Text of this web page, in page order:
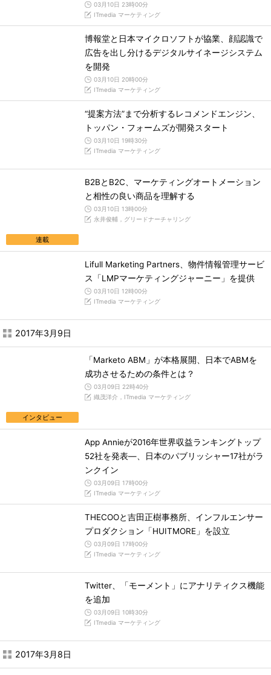
03月10日 23時00分
ITmedia マーケティング
博報堂と日本マイクロソフトが協業、顔認識で
広告を出し分けるデジタルサイネージシステム
を開発
03月10日 20時00分
ITmedia マーケティング
“提案方法”まで分析するレコメンドエンジン、
トッパン・フォームズが開発スタート
03月10日 19時30分
ITmedia マーケティング
連載
B2BとB2C、マーケティングオートメーション
と相性の良い商品を理解する
03月10日 13時00分
永井俊輔，グリードナーチャリング
Lifull Marketing Partners、物件情報管理サービ
ス「LMPマーケティングジャーニー」を提供
03月10日 12時00分
ITmedia マーケティング
2017年3月9日
インタビュー
「Marketo ABM」が本格展開、日本でABMを
成功させるための条件とは？
03月09日 22時40分
織茂洋介，ITmedia マーケティング
App Annieが2016年世界収益ランキングトップ
52社を発表―、日本のパブリッシャー17社がラ
ンクイン
03月09日 17時00分
ITmedia マーケティング
THECOOと吉田正樹事務所、インフルエンサー
プロダクション「HUITMORE」を設立
03月09日 17時00分
ITmedia マーケティング
Twitter、「モーメント」にアナリティクス機能
を追加
03月09日 10時30分
ITmedia マーケティング
2017年3月8日